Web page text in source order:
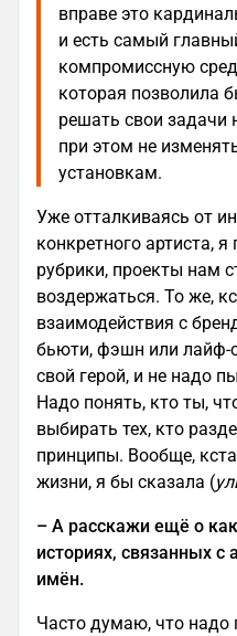
вправе это
и есть самый
компромиссную
которая позволила
решать свои задачи
при этом не
установкам.
Уже отталкиваясь от
конкретного артиста,
рубрики, проекты нам
воздержаться. То же,
взаимодействия с
бьюти, фэшн или лайф-
свой герой, и не надо
Надо понять, кто ты,
выбирать тех, кто
принципы. Вообще,
жизни, я бы сказала (
– А расскажи ещё о
историях, связанных
имён.
Часто думаю, что надо